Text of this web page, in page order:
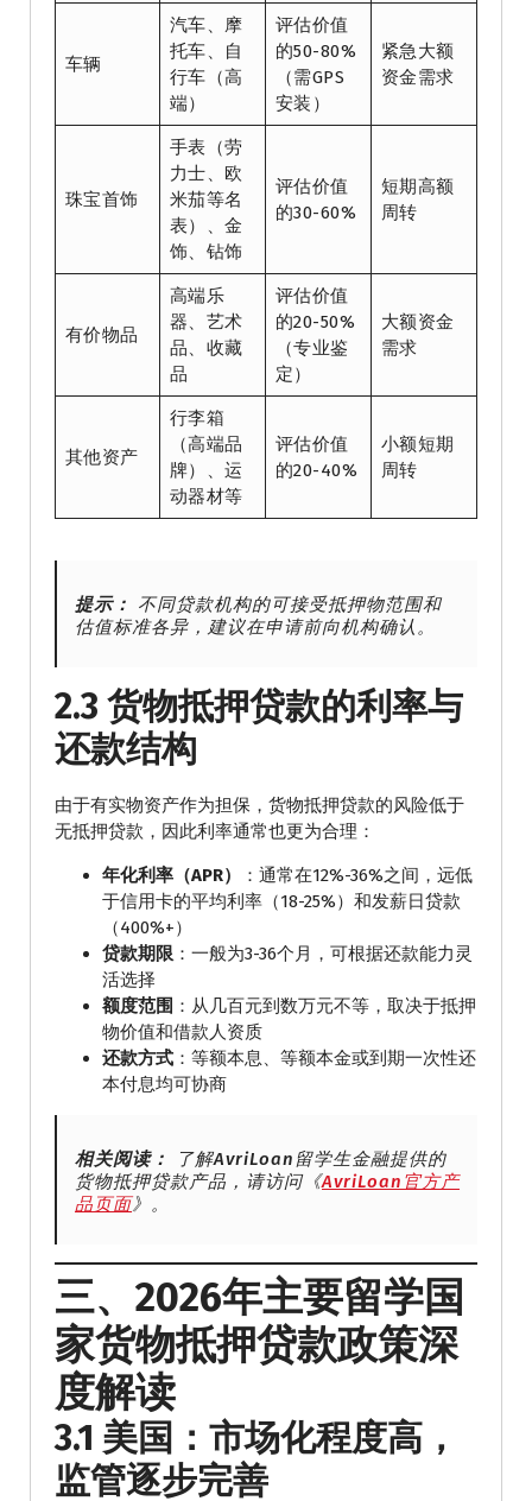
车辆
汽车、摩
托车、自
行车（高
端）
评估价值
的50-80%
（需GPS
安装）
紧急大额
资金需求
珠宝首饰
手表（劳
力士、欧
米茄等名
表）、金
饰、钻饰
评估价值
的30-60%
短期高额
周转
有价物品
高端乐
器、艺术
品、收藏
品
评估价值
的20-50%
（专业鉴
定）
大额资金
需求
其他资产
行李箱
（高端品
牌）、运
动器材等
评估价值
的20-40%
小额短期
周转
提示：
不同贷款机构的可接受抵押物范围和
估值标准各异，建议在申请前向机构确认。
2.3 货物抵押贷款的利率与
还款结构
由于有实物资产作为担保，货物抵押贷款的风险低于
无抵押贷款，因此利率通常也更为合理：
年化利率（APR）
：通常在12%-36%之间，远低
于信用卡的平均利率（18-25%）和发薪日贷款
（400%+）
贷款期限 ：一般为3-36个月，可根据还款能力灵
活选择
额度范围 ：从几百元到数万元不等，取决于抵押
物价值和借款人资质
还款方式 ：等额本息、等额本金或到期一次性还
本付息均可协商
相关阅读：
了解AvriLoan留学生金融提供的
货物抵押贷款产品，请访问《AvriLoan官方产
品页面》。
三、2026年主要留学国
家货物抵押贷款政策深
度解读
3.1 美国：市场化程度高，
监管逐步完善